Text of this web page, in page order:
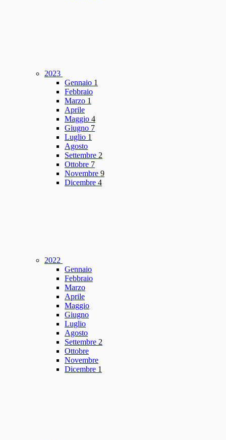
2023
Gennaio 1
Febbraio
Marzo 1
Aprile
Maggio 4
Giugno 7
Luglio 1
Agosto
Settembre 2
Ottobre 7
Novembre 9
Dicembre 4
2022
Gennaio
Febbraio
Marzo
Aprile
Maggio
Giugno
Luglio
Agosto
Settembre 2
Ottobre
Novembre
Dicembre 1